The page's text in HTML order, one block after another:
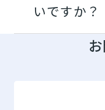
更新業務
契約期間をしっ
切にご案内いた
いですか？